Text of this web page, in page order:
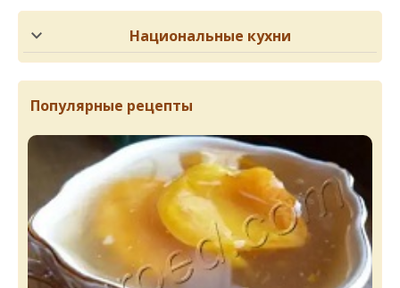
Национальные кухни
Популярные рецепты